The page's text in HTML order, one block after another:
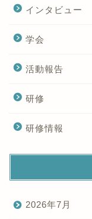
インタビュー
学会
活動報告
研修
研修情報
2026年7月